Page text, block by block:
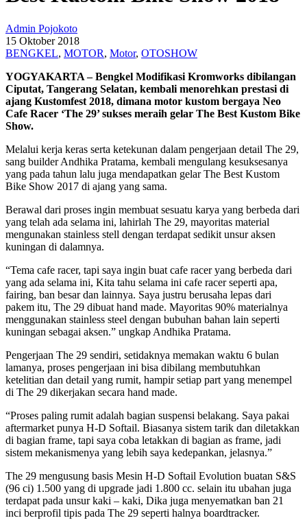
Admin Pojokoto
15 Oktober 2018
BENGKEL, MOTOR, Motor, OTOSHOW
YOGYAKARTA – Bengkel Modifikasi Kromworks dibilangan
Ciputat, Tangerang Selatan, kembali menorehkan prestasi di
ajang Kustomfest 2018, dimana motor kustom bergaya Neo
Cafe Racer ‘The 29’ sukses meraih gelar The Best Kustom Bike
Show.
Melalui kerja keras serta ketekunan dalam pengerjaan detail The 29,
sang builder Andhika Pratama, kembali mengulang kesuksesanya
yang pada tahun lalu juga mendapatkan gelar The Best Kustom
Bike Show 2017 di ajang yang sama.
Berawal dari proses ingin membuat sesuatu karya yang berbeda dari
yang telah ada selama ini, lahirlah The 29, mayoritas material
mengunakan stainless stell dengan terdapat sedikit unsur aksen
kuningan di dalamnya.
“Tema cafe racer, tapi saya ingin buat cafe racer yang berbeda dari
yang ada selama ini, Kita tahu selama ini cafe racer seperti apa,
fairing, ban besar dan lainnya. Saya justru berusaha lepas dari
pakem itu, The 29 dibuat hand made. Mayoritas 90% materialnya
menggunakan stainless steel dengan bubuhan bahan lain seperti
kuningan sebagai aksen.” ungkap Andhika Pratama.
Pengerjaan The 29 sendiri, setidaknya memakan waktu 6 bulan
lamanya, proses pengerjaan ini bisa dibilang membutuhkan
ketelitian dan detail yang rumit, hampir setiap part yang menempel
di The 29 dikerjakan secara hand made.
“Proses paling rumit adalah bagian suspensi belakang. Saya pakai
aftermarket punya H-D Softail. Biasanya sistem tarik dan diletakkan
di bagian frame, tapi saya coba letakkan di bagian as frame, jadi
sistem mekanismenya yang lebih saya kedepankan, jelasnya.”
The 29 mengusung basis Mesin H-D Softail Evolution buatan S&S
(96 ci) 1.500 yang di upgrade jadi 1.800 cc. selain itu ubahan juga
terdapat pada unsur kaki – kaki, Dika juga menyematkan ban 21
inci berprofil tipis pada The 29 seperti halnya boardtracker.